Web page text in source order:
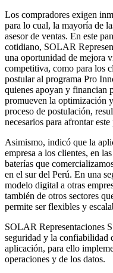
Los compradores exigen
para lo cual, la mayoría de
asesor de ventas. En este
cotidiano, SOLAR
una oportunidad de mejora
competitiva, como para los
postular al programa Pro
quienes apoyan y financian
promueven la optimización
proceso de postulación,
necesarios para afrontar
Asimismo, indicó que la
empresa a los clientes, en
baterías que
en el sur del Perú. En una
modelo digital a otras
también de otros sectores
permite ser flexibles y
SOLAR Representaciones
seguridad y la confiabilidad
aplicación, para ello
operaciones y de los datos.